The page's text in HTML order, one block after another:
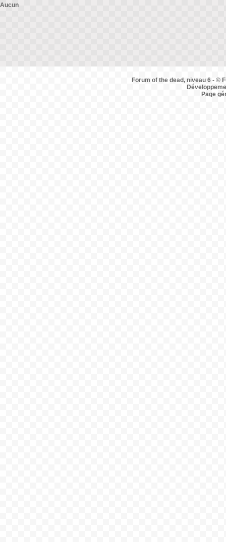
Aucun
Forum of the dead, niveau 6 - ©
Page